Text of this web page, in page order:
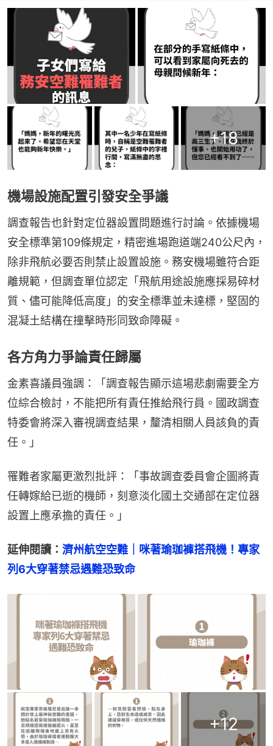
+18
機場設施配置引發安全爭議
調查報告也針對定位器設置問題進行討論。依據機場
安全標準第109條規定，精密進場跑道端240公尺內，
除非飛航必要否則禁止設置設施。務安機場雖符合距
離規範，但調查單位認定「飛航用途設施應採易碎材
質、儘可能降低高度」的安全標準並未達標，堅固的
混凝土結構在撞擊時形同致命障礙。
各方角力爭論責任歸屬
金素喜議員強調：「調查報告顯示這場悲劇需要全方
位綜合檢討，不能把所有責任推給飛行員。國政調查
特委會將深入審視調查結果，釐清相關人員該負的責
任。」
罹難者家屬更激烈批評：「事故調查委員會企圖將責
任轉嫁給已逝的機師，刻意淡化國土交通部在定位器
設置上應承擔的責任。」
延伸閱讀： 濟州航空空難｜咪著瑜珈褲搭飛機！專家
列6大穿著禁忌遇難恐致命
+12